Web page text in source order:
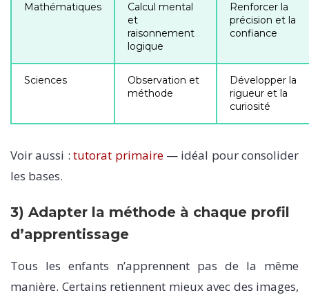
Mathématiques
Calcul mental
et
raisonnement
logique
Renforcer la
précision et la
confiance
Sciences
Observation et
méthode
Développer la
rigueur et la
curiosité
Voir aussi :tutorat primaire— idéal pour consolider
les bases.
3) Adapter la méthode à chaque profil
d’apprentissage
Tous les enfants n’apprennent pas de la même
manière. Certains retiennent mieux avec des images,